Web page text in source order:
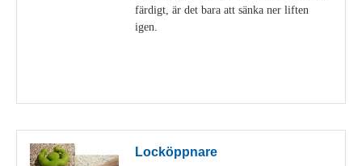
färdigt, är det bara att sänka ner liften
igen.
Locköppnare